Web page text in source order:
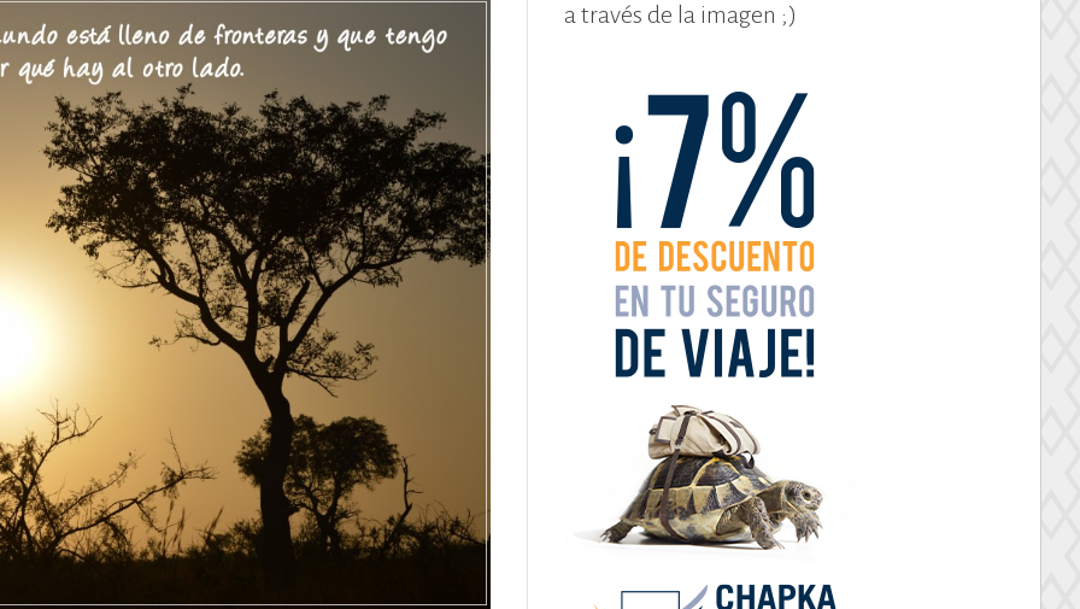
a través de la imagen ;)